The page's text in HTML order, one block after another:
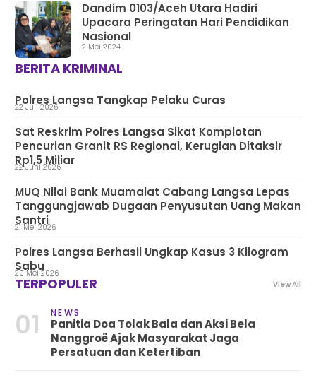
Dandim 0103/Aceh Utara Hadiri
Upacara Peringatan Hari Pendidikan
Nasional
2 Mei 2024
BERITA KRIMINAL
Polres Langsa Tangkap Pelaku Curas
22 Juli 2026
Sat Reskrim Polres Langsa Sikat Komplotan
Pencurian Granit RS Regional, Kerugian Ditaksir
Rp1,5 Miliar
22 Juni 2026
MUQ Nilai Bank Muamalat Cabang Langsa Lepas
Tanggungjawab Dugaan Penyusutan Uang Makan
Santri
21 Mei 2026
Polres Langsa Berhasil Ungkap Kasus 3 Kilogram
Sabu20 Mei 2026
TERPOPULER View All
01 NEWS
Panitia Doa Tolak Bala dan Aksi Bela
Nanggroë Ajak Masyarakat Jaga
Persatuan dan Ketertiban